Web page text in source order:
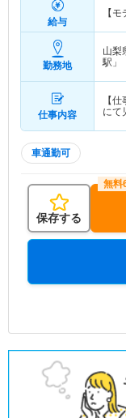
給与
【
勤務地
山梨
駅」
仕事内容
【
にて
車通勤可
保存する